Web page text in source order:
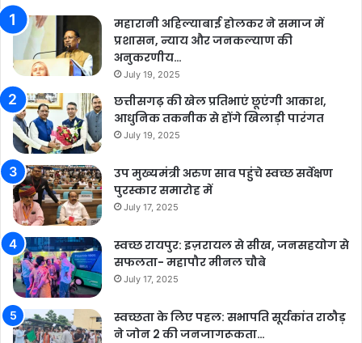
महारानी अहिल्याबाई होलकर ने समाज में
प्रशासन, न्याय और जनकल्याण की
अनुकरणीय…
July 19, 2025
छत्तीसगढ़ की खेल प्रतिभाएं छूएंगी आकाश,
आधुनिक तकनीक से होंगे खिलाड़ी पारंगत
July 19, 2025
उप मुख्यमंत्री अरुण साव पहुंचे स्वच्छ सर्वेक्षण
पुरस्कार समारोह में
July 17, 2025
स्वच्छ रायपुर: इज़रायल से सीख, जनसहयोग से
सफलता- महापौर मीनल चौबे
July 17, 2025
स्वच्छता के लिए पहल: सभापति सूर्यकांत राठौड़
ने जोन 2 की जनजागरूकता…